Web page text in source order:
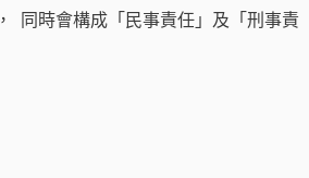
同時會構成「民事責任」及「刑事責